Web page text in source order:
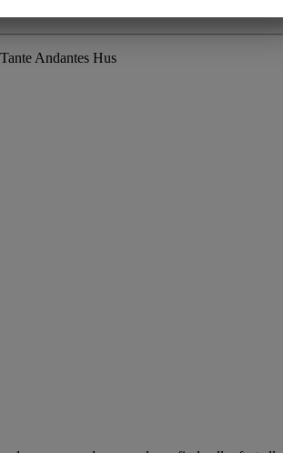
Andantes Hus
MARKETING STATISTIK